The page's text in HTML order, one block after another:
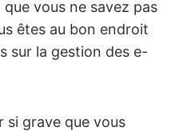
vous ne savez pas
êtes au bon endroit
sur la gestion des e-
si grave que vous